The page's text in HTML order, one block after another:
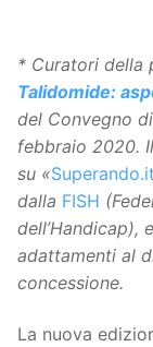
* Curatori della
Talidomide:
del Convegno
febbraio 2020.
su «Superando.it
dalla FISH
dell’Handicap),
adattamenti al
concessione.
La nuova